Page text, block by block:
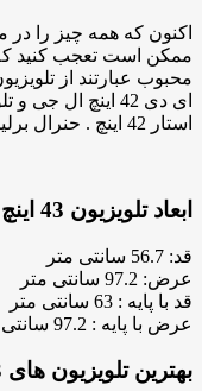
ممکن است تعجب کنید که
استار 42 اینچ . حنرال برلین 42 اینچ بهترین گزینه برای خرید هست .
ابعاد تلویزیون 43 اینچ
قد: 56.7 سانتی متر
عرض: 97.2 سانتی متر
قد با پایه : 63 سانتی متر
عرض با پایه : 97.2 سانتی متر
بهترین تلویزیون های 43 اینچ